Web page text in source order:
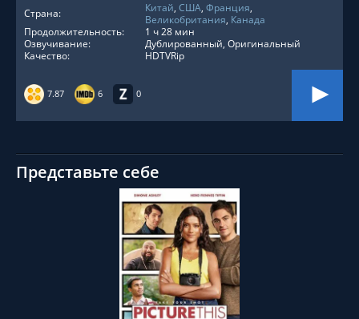
7.87 6 0
Страна: Китай, США, Франция,
Великобритания, Канада
Продолжительность:
1 ч 28 мин
Озвучивание:
Дублированный, Оригинальный
Качество:
HDTVRip
Представьте себе
СМОТРЕТЬ ОНЛАЙН